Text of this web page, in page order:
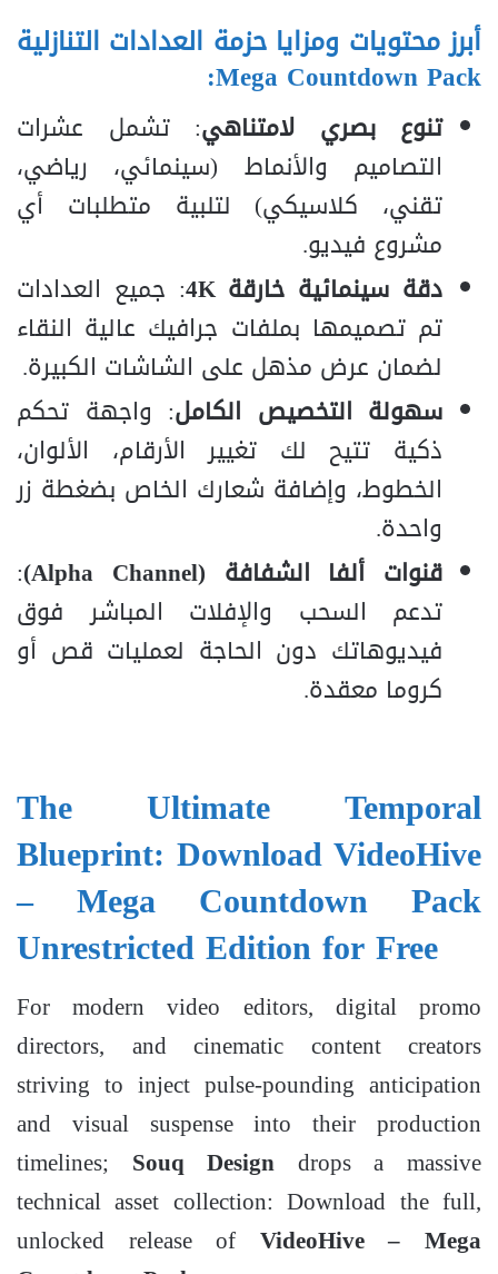
أبرز محتويات ومزايا حزمة العدادات التنازلية
Mega Countdown Pack:
تنوع بصري لامتناهي: تشمل عشرات
التصاميم والأنماط (سينمائي، رياضي،
تقني، كلاسيكي) لتلبية متطلبات أي
مشروع فيديو.
دقة سينمائية خارقة 4K
: جميع العدادات
تم تصميمها بملفات جرافيك عالية النقاء
لضمان عرض مذهل على الشاشات الكبيرة.
سهولة التخصيص الكامل: واجهة تحكم
ذكية تتيح لك تغيير الأرقام، الألوان،
الخطوط، وإضافة شعارك الخاص بضغطة زر
واحدة.
قنوات ألفا الشفافة (Alpha Channel)
:
تدعم السحب والإفلات المباشر فوق
فيديوهاتك دون الحاجة لعمليات قص أو
كروما معقدة.
The Ultimate Temporal
Blueprint: Download VideoHive
– Mega Countdown Pack
Unrestricted Edition for Free
For modern video editors, digital promo
directors, and cinematic content creators
striving to inject pulse-pounding anticipation
and visual suspense into their production
timelines; Souq Design drops a massive
technical asset collection: Download the full,
unlocked release of VideoHive – Mega